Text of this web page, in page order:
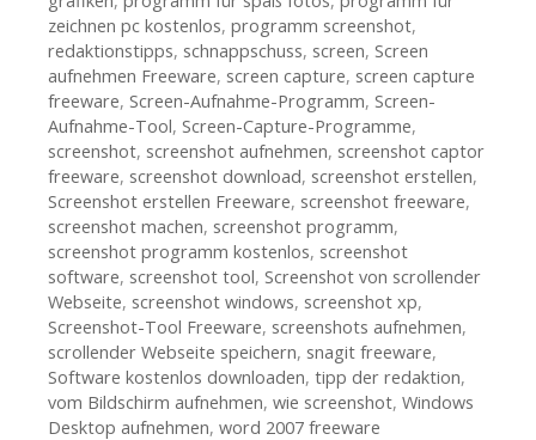
zeichnen pc kostenlos, programm screenshot,
redaktionstipps, schnappschuss, screen, Screen
aufnehmen Freeware, screen capture, screen capture
freeware, Screen-Aufnahme-Programm, Screen-
Aufnahme-Tool, Screen-Capture-Programme,
screenshot, screenshot aufnehmen, screenshot captor
freeware, screenshot download, screenshot erstellen,
Screenshot erstellen Freeware, screenshot freeware,
screenshot machen, screenshot programm,
screenshot programm kostenlos, screenshot
software, screenshot tool, Screenshot von scrollender
Webseite, screenshot windows, screenshot xp,
Screenshot-Tool Freeware, screenshots aufnehmen,
scrollender Webseite speichern, snagit freeware,
Software kostenlos downloaden, tipp der redaktion,
vom Bildschirm aufnehmen, wie screenshot, Windows
Desktop aufnehmen, word 2007 freeware